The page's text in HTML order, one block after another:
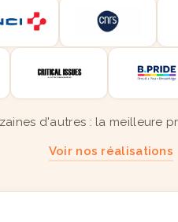
d'autres : la meilleure
Voir nos réalisations